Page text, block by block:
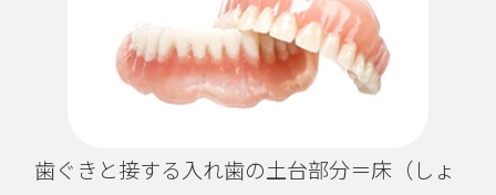
歯ぐきと接する入れ歯の土台部分＝床（しょ